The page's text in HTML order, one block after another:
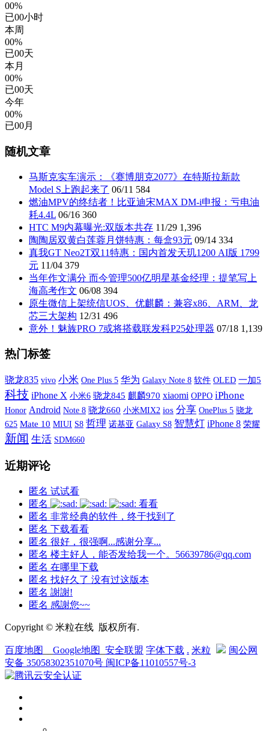
00%
已00小时
本周
00%
已00天
本月
00%
已00天
今年
00%
已00月
随机文章
马斯克实车演示：《赛博朋克2077》在特斯拉新款
Model S上跑起来了 06/11 584
燃油MPV的终结者！比亚迪宋MAX DM-i申报：亏电油
耗4.4L 06/16 360
HTC M9内幕曝光:双版本共存 11/29 1,396
陶陶居双黄白莲蓉月饼特惠：每盒93元 09/14 334
真我GT Neo2T双11特惠：国内首发天玑1200 AI版 1799
元 11/04 379
当年作文满分 而今管理500亿明星基金经理：提笔写上
海高考作文 06/08 394
原生微信上架统信UOS、优麒麟：兼容x86、ARM、龙
芯三大架构 12/31 496
意外！魅族PRO 7或将搭载联发科P25处理器 07/18 1,139
热门标签
骁龙835 vivo 小米 One Plus 5 华为 Galaxy Note 8 软件 OLED 一加5
科技 iPhone X 小米6 骁龙845 麒麟970 xiaomi OPPO iPhone
Honor Android Note 8 骁龙660 小米MIX2 ios 分享 OnePlus 5 骁龙
625 Mate 10 MIUI S8 哲理 诺基亚 Galaxy S8 智慧灯 iPhone 8 荣耀
新闻 生活 SDM660
近期评论
匿名 试试看
匿名
看看
匿名 非常经典的软件，终于找到了
匿名 下载看看
匿名 很好，很强啊...感谢分享...
匿名 楼主好人，能否发给我一个。56639786@qq.com
匿名 在哪里下载
匿名 找好久了 没有过这版本
匿名 謝謝!
匿名 感謝您~~
Copyright © 米粒在线 版权所有.
百度地图 Google地图 安全联盟 字体下载 . 米粒
闽公网
安备 35058302351070号 闽ICP备11010557号-3